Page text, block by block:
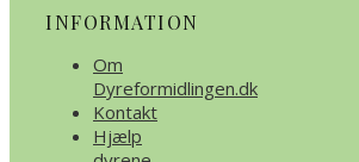
INFORMATION
Om
Dyreformidlingen.dk
Kontakt
Hjælp